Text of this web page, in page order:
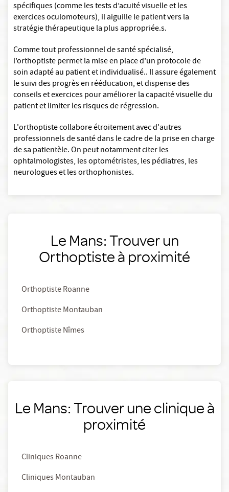
spécifiques (comme les tests d’acuité visuelle et les
exercices oculomoteurs), il aiguille le patient vers la
stratégie thérapeutique la plus appropriée.s.
Comme tout professionnel de santé spécialisé,
l’orthoptiste permet la mise en place d’un protocole de
soin adapté au patient et individualisé.. Il assure également
le suivi des progrès en rééducation, et dispense des
conseils et exercices pour améliorer la capacité visuelle du
patient et limiter les risques de régression.
L'orthoptiste collabore étroitement avec d'autres
professionnels de santé dans le cadre de la prise en charge
de sa patientèle. On peut notamment citer les
ophtalmologistes, les optométristes, les pédiatres, les
neurologues et les orthophonistes.
Le Mans: Trouver un
Orthoptiste à proximité
Orthoptiste Roanne
Orthoptiste Montauban
Orthoptiste Nîmes
Le Mans: Trouver une clinique à
proximité
Cliniques Roanne
Cliniques Montauban